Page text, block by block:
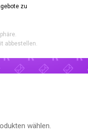
zu
abbestellen.
wählen.